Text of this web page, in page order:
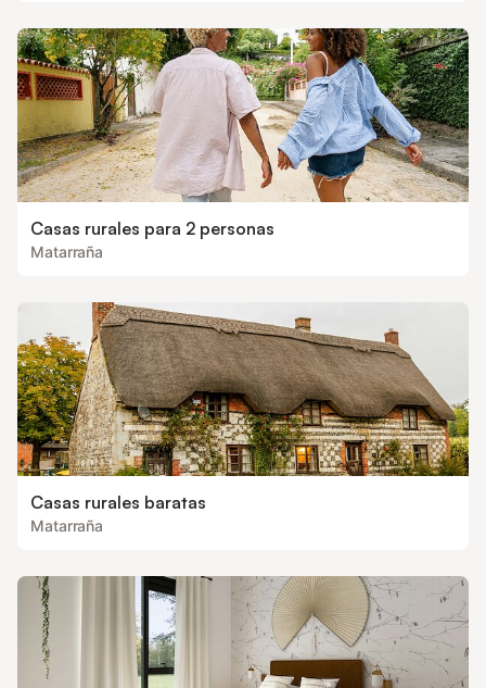
Casas rurales para 2 personas
Matarraña
Casas rurales baratas
Matarraña